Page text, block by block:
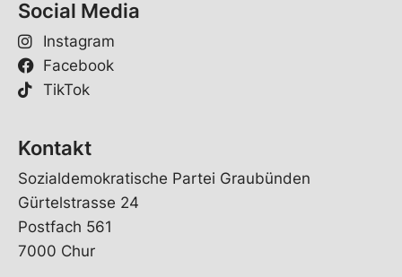
Social Media
Instagram
Facebook
TikTok
Kontakt
Sozialdemokratische Partei Graubünden
Gürtelstrasse 24
Postfach 561
7000 Chur